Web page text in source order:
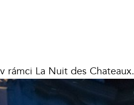
rámci La Nuit des Chateaux.